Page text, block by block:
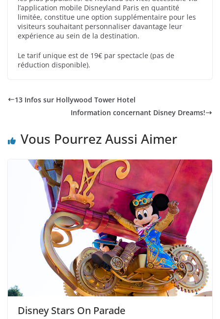
l’application mobile Disneyland Paris en quantité
limitée, constitue une option supplémentaire pour les
visiteurs souhaitant personnaliser davantage leur
expérience au sein de la destination.
Le tarif unique est de 19€ par spectacle (pas de
réduction disponible).
13 Infos sur Hollywood Tower Hotel
Information concernant Disney Dreams!
Vous Pourrez Aussi Aimer
Disney Stars On Parade